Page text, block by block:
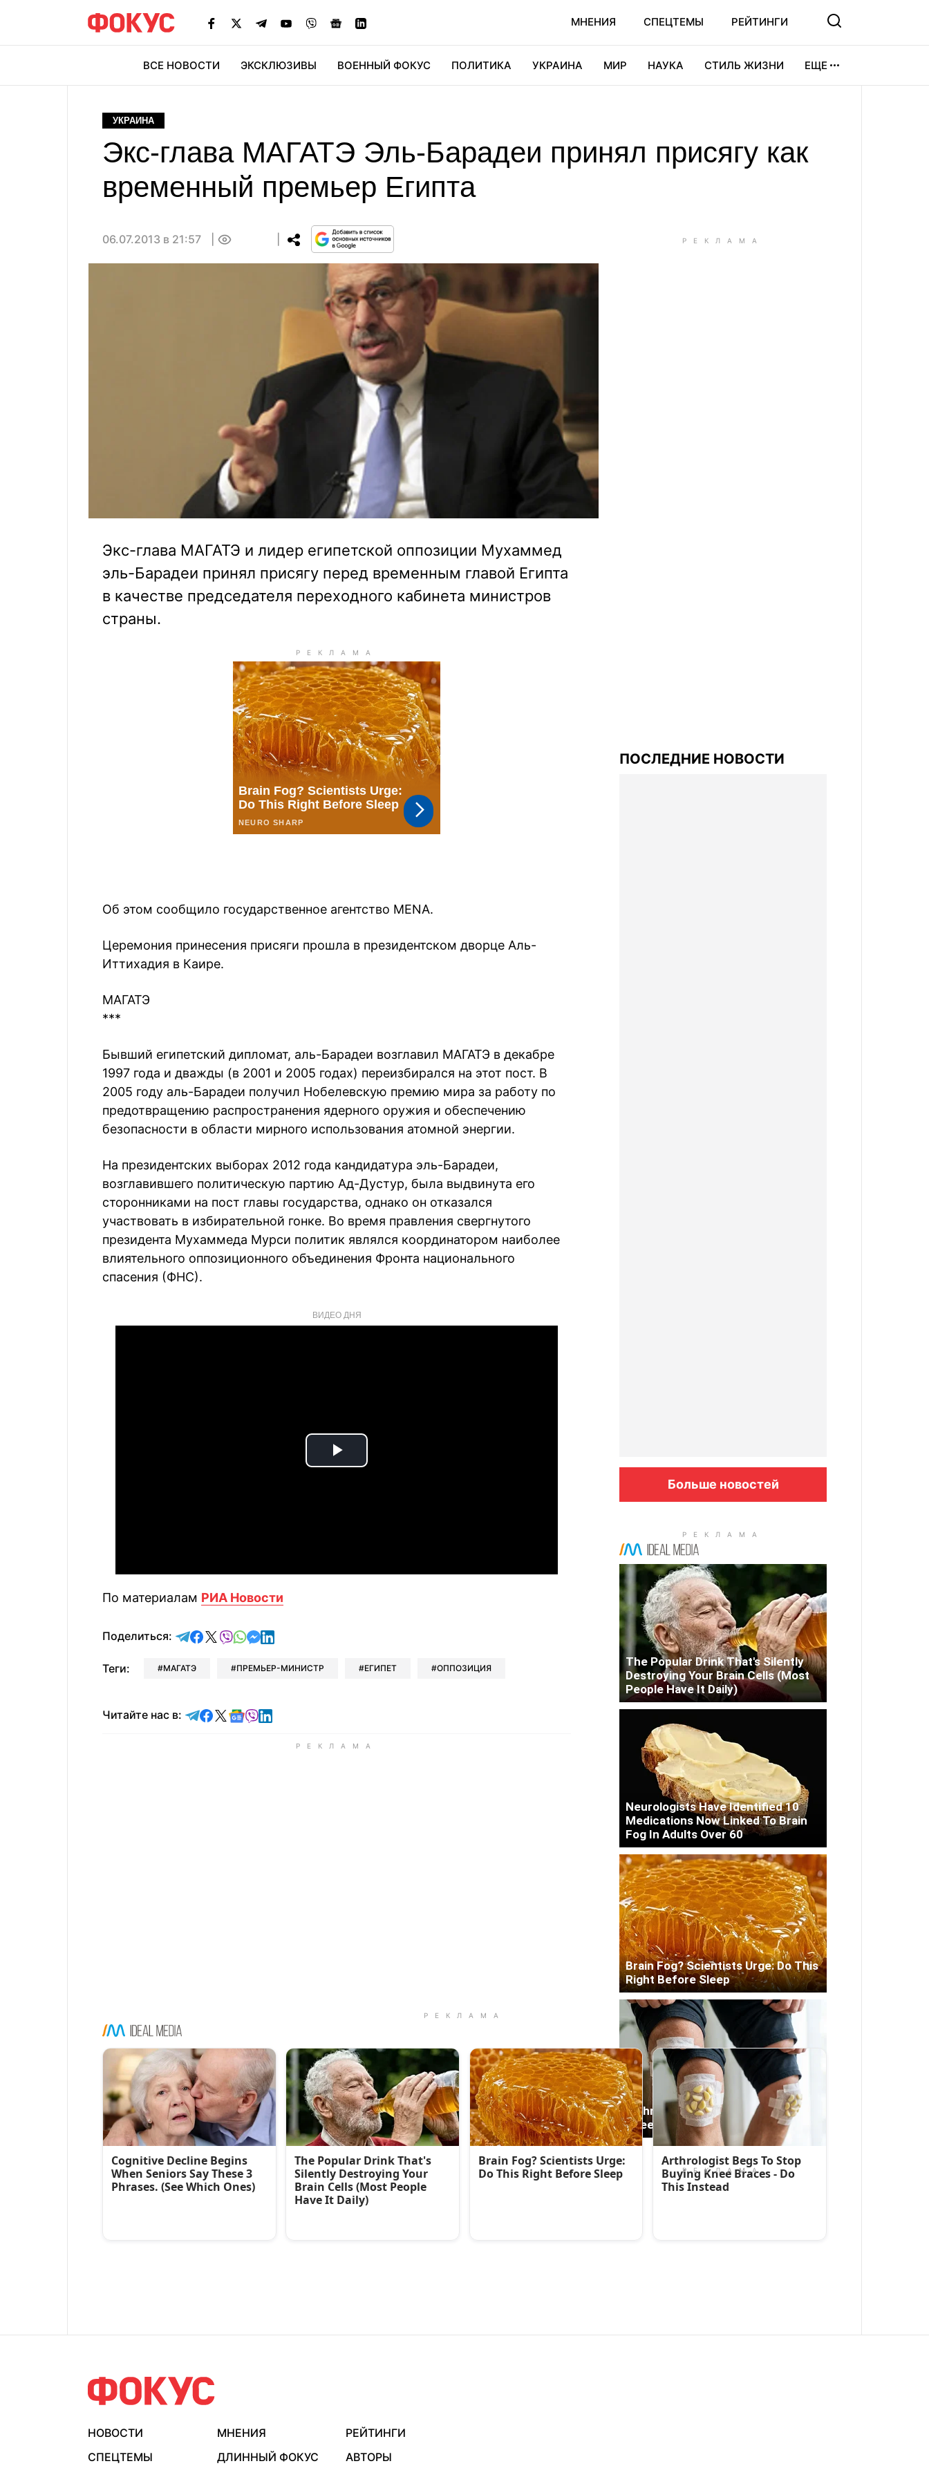
МНЕНИЯ СПЕЦТЕМЫ РЕЙТИНГИ
ВСЕ НОВОСТИ ЭКСКЛЮЗИВЫ ВОЕННЫЙ ФОКУС ПОЛИТИКА УКРАИНА МИР НАУКА СТИЛЬ ЖИЗНИ ЕЩЕ
УКРАИНА
Экс-глава МАГАТЭ Эль-Барадеи принял присягу как
временный премьер Египта
06.07.2013 в 21:57
Экс-глава МАГАТЭ и лидер египетской оппозиции Мухаммед
эль-Барадеи принял присягу перед временным главой Египта
в качестве председателя переходного кабинета министров
страны.
Об этом сообщило государственное агентство MENA.
Церемония принесения присяги прошла в президентском дворце Аль-
Иттихадия в Каире.
МАГАТЭ
***
Бывший египетский дипломат, аль-Барадеи возглавил МАГАТЭ в декабре
1997 года и дважды (в 2001 и 2005 годах) переизбирался на этот пост. В
2005 году аль-Барадеи получил Нобелевскую премию мира за работу по
предотвращению распространения ядерного оружия и обеспечению
безопасности в области мирного использования атомной энергии.
На президентских выборах 2012 года кандидатура эль-Барадеи,
возглавившего политическую партию Ад-Дустур, была выдвинута его
сторонниками на пост главы государства, однако он отказался
участвовать в избирательной гонке. Во время правления свергнутого
президента Мухаммеда Мурси политик являлся координатором наиболее
влиятельного оппозиционного объединения Фронта национального
спасения (ФНС).
ВИДЕО ДНЯ
Play
По материалам РИА Новости
Поделиться: отправить в Telegram
поделиться в Facebook
поделиться в X
отправить в Viber
отправить в Whatsapp
отправить в Messenger
отправить в LinkedIn
Теги: МАГАТЭ ПРЕМЬЕР-МИНИСТР ЕГИПЕТ ОППОЗИЦИЯ
Читайте нас в: Читайте в Telegram
Читайте в Facebook
Читайте в X
Читайте в Google news
Читайте в Viber
Читайте в LinkedIn
ПОСЛЕДНИЕ НОВОСТИ
Больше новостей
НОВОСТИ МНЕНИЯ
РЕЙТИНГИ
СПЕЦТЕМЫ
ДЛИННЫЙ ФОКУС
АВТОРЫ